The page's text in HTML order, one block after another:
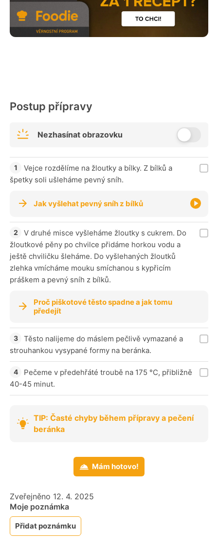
Postup přípravy
Nezhasínat obrazovku
Vejce rozdělíme na žloutky a bílky. Z bílků a
špetky soli ušleháme pevný sníh.
Jak vyšlehat pevný sníh z bílků
V druhé misce vyšleháme žloutky s cukrem. Do
žloutkové pěny po chvilce přidáme horkou vodu a
ještě chviličku šleháme. Do vyšlehaných žloutků
zlehka vmícháme mouku smíchanou s kypřicím
práškem a pevný sníh z bílků.
Proč piškotové těsto spadne a jak tomu
předejít
Těsto nalijeme do máslem pečlivě vymazané a
strouhankou vysypané formy na beránka.
Pečeme v předehřáté troubě na 175 °C, přibližně
40-45 minut.
TIP: Časté chyby během přípravy a pečení
beránka
Mám hotovo!
Zveřejněno 12. 4. 2025
Moje poznámka
Přidat poznámku